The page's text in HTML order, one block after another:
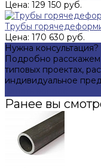
Цена: 129 150 руб.
Трубы
Цена: 170 630 руб.
Нужна консультация?
Подробно расскажем
типовых проектах,
индивидуальное
Ранее вы